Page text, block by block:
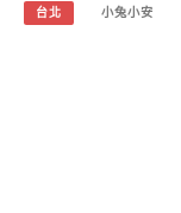
台北 小兔小安